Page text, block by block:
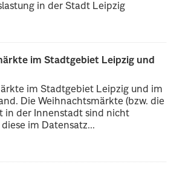
in der Stadt Leipzig
im Stadtgebiet Leipzig und
im Stadtgebiet Leipzig und im
Die Weihnachtsmärkte (bzw. die
in der Innenstadt sind nicht
im Datensatz...